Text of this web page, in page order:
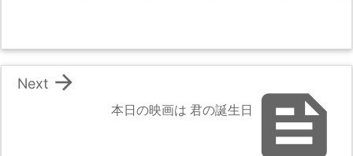

本日の映画は 君の誕生日

Next